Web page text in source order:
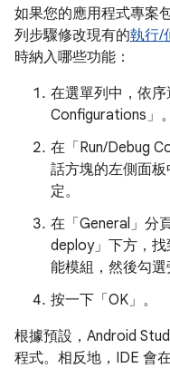
如果您的應用程式專案
列步驟修改現有的執行/
時納入哪些功能：
在選單列中，依
Configurations」 。
在「Run/Debug
話方塊的左側面板
定。
在「General」 分
deploy」 下方，
能模組，然後勾選
按一下「OK」 。
根據預設，Android
程式。相反地，IDE 會